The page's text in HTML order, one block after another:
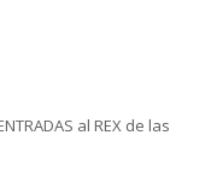
al REX de las